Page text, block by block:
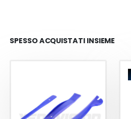
SPESSO ACQUISTATI INSIEME